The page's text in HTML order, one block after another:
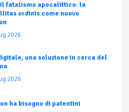
fatalismo apocalittico: la
ordinis come nuovo
2026
una soluzione in cerca del
2026
ha bisogno di patentini